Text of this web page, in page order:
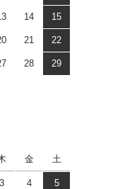
14 15
21 22
28 29
金 土
3 4 5